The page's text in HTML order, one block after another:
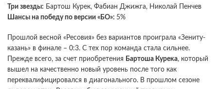
Три звезды: Бартош Курек, Фабиан Джижга, Николай Пенчев
Шансы на победу по версии «БО»: 5%
Прошлой весной «Ресовия» без вариантов проиграла «Зениту-
казань» в финале – 0:3. С тех пор команда стала сильнее.
Прежде всего, за счет приобретения Бартоша Курека, который
вышел на качественно новый уровень после того как
переквалифицировался в диагонального. В прошлом сезоне